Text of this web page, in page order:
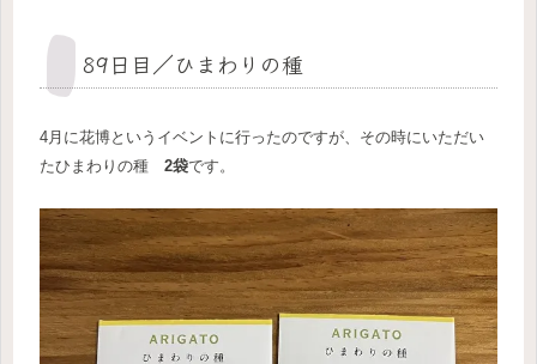
89日目／ひまわりの種
4月に花博というイベントに行ったのですが、その時にいただい
たひまわりの種 2袋です。